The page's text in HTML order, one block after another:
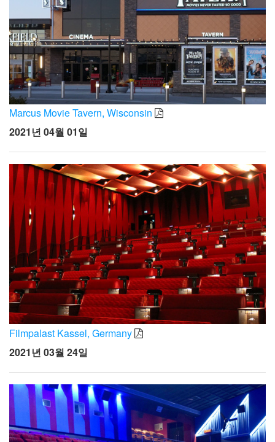
Marcus Movie Tavern, Wisconsin
2021년 04월 01일
Filmpalast Kassel, Germany
2021년 03월 24일